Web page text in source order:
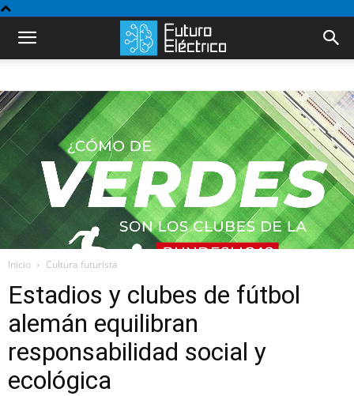
Inicio Cultura futurista
Estadios y clubes de fútbol
alemán equilibran
responsabilidad social y
ecológica